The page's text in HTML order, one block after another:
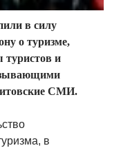
в силу
о туризме,
туристов и
СМИ.
в